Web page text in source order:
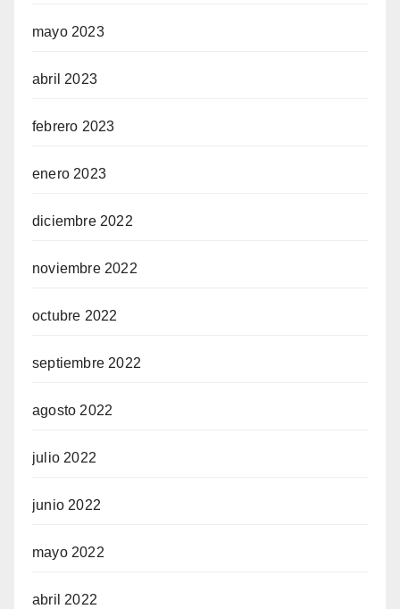
mayo 2023
abril 2023
febrero 2023
enero 2023
diciembre 2022
noviembre 2022
octubre 2022
septiembre 2022
agosto 2022
julio 2022
junio 2022
mayo 2022
abril 2022